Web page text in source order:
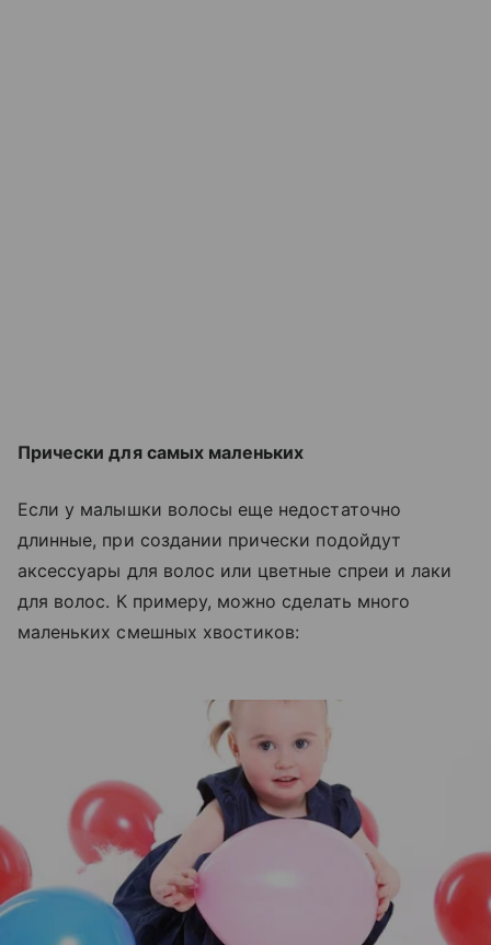
Прически для самых маленьких
Если у малышки волосы еще недостаточно
длинные, при создании прически подойдут
аксессуары для волос или цветные спреи и лаки
для волос. К примеру, можно сделать много
маленьких смешных хвостиков: